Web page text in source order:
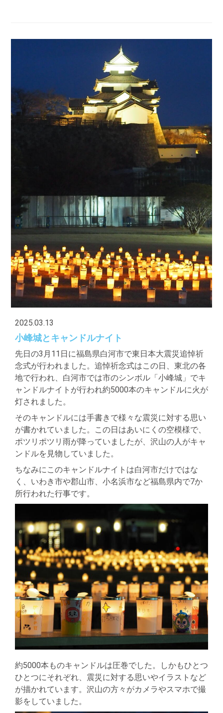
2025.03.13
小峰城とキャンドルナイト
先日の3月11日に福島県白河市で東日本大震災追悼祈
念式が行われました。追悼祈念式はこの日、東北の各
地で行われ、白河市では市のシンボル「小峰城」でキ
ャンドルナイトが行われ約5000本のキャンドルに火が
灯されました。
そのキャンドルには手書きで様々な震災に対する思い
が書かれていました。この日はあいにくの空模様で、
ポツリポツリ雨が降っていましたが、沢山の人がキャ
ンドルを見物していました。
ちなみにこのキャンドルナイトは白河市だけではな
く、いわき市や郡山市、小名浜市など福島県内で7か
所行われた行事です。
約5000本ものキャンドルは圧巻でした。しかもひとつ
ひとつにそれぞれ、震災に対する思いやイラストなど
が描かれています。沢山の方々がカメラやスマホで撮
影をしていました。